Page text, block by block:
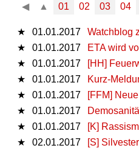
◀
▲ 01 02 03 04
★ 01.01.2017
Watchblog
★
01.01.2017
ETA wird
★
01.01.2017
[HH]
★
01.01.2017
Kurz-
★
01.01.2017
[FFM]
★
01.01.2017
★
01.01.2017
[K]
★
02.01.2017
[S]